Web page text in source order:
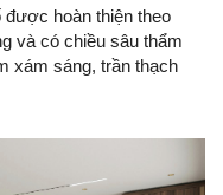
được hoàn thiện theo
và có chiều sâu thẩm
xám sáng, trần thạch